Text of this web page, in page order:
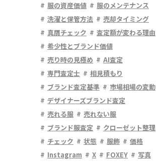
服の資産価値
服のメンテナンス
洗濯と保管方法
売却タイミング
真贋チェック
査定額が変わる理由
希少性とブランド価値
売り時の見極め
AI査定
専門査定士
相見積もり
ブランド査定基準
市場相場の変動
デザイナーズブランド査定
売れる服
売れない服
ブランド服査定
クローゼット整理
チェック
状態 服飾
価格
Instagram
X FOXEY
写真